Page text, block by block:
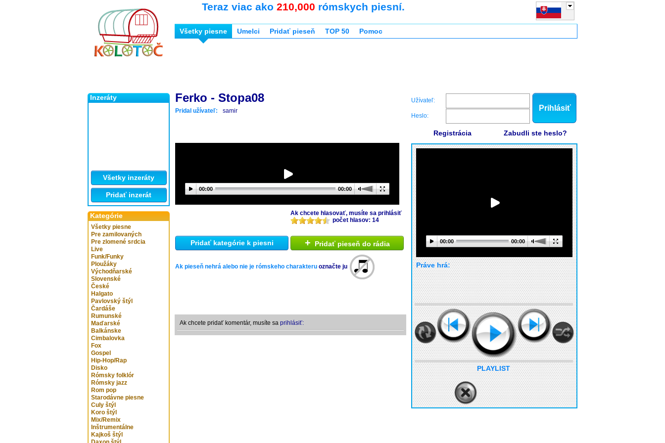
Inzeráty
Všetky inzeráty
Pridať inzerát
Kategórie
Všetky piesne
Pre zamilovaných
Pre zlomené srdcia
Live
Funk/Funky
Ploužáky
Východňarské
Slovenské
České
Halgato
Pavlovský štýl
Čardáše
Rumunské
Maďarské
Balkánske
Cimbalovka
Fox
Gospel
Hip-Hop/Rap
Disko
Rómsky folklór
Rómsky jazz
Rom pop
Starodávne piesne
Culy štýl
Koro štýl
Mix/Remix
Inštrumentálne
Kajkoš štýl
Teraz viac ako 210,000 rómskych piesní.
Všetky piesne Umelci Pridať pieseň TOP 50 Pomoc
Ferko - Stopa08
Pridal užívateľ: samir
00:00 00:00
Ak chcete hlasovať, musíte sa prihlásiť
počet hlasov: 14
Pridať kategórie k piesni + Pridať pieseň do rádia
Ak pieseň nehrá alebo nie je rómskeho charakteru označte ju
Ak chcete pridať komentár, musíte sa prihlásiť:
Užívateľ:
Heslo:
Prihlásiť
Registrácia Zabudli ste heslo?
00:00 00:00
Práve hrá:
PLAYLIST